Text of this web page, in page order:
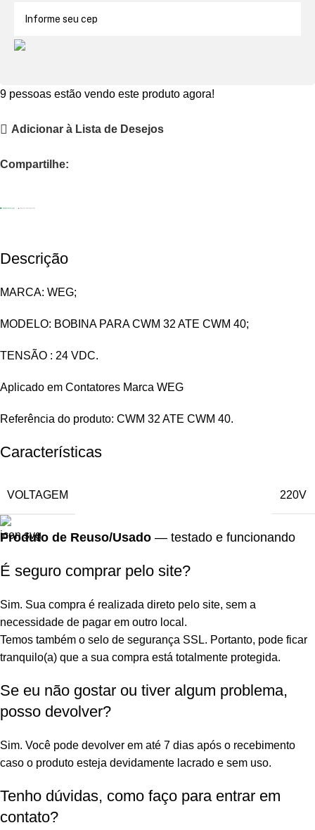
9 pessoas estão vendo este produto agora!
Adicionar à Lista de Desejos
Compartilhe:
Descrição
MARCA: WEG;
MODELO: BOBINA PARA CWM 32 ATE CWM 40;
TENSÃO : 24 VDC.
Aplicado em Contatores Marca WEG
Referência do produto: CWM 32 ATE CWM 40.
Características
VOLTAGEM 220V
Produto de Reuso/Usado — testado e funcionando
É seguro comprar pelo site?
Sim. Sua compra é realizada direto pelo site, sem a
necessidade de pagar em outro local.
Temos também o selo de segurança SSL. Portanto, pode ficar
tranquilo(a) que a sua compra está totalmente protegida.
Se eu não gostar ou tiver algum problema,
posso devolver?
Sim. Você pode devolver em até 7 dias após o recebimento
caso o produto esteja devidamente lacrado e sem uso.
Tenho dúvidas, como faço para entrar em
contato?